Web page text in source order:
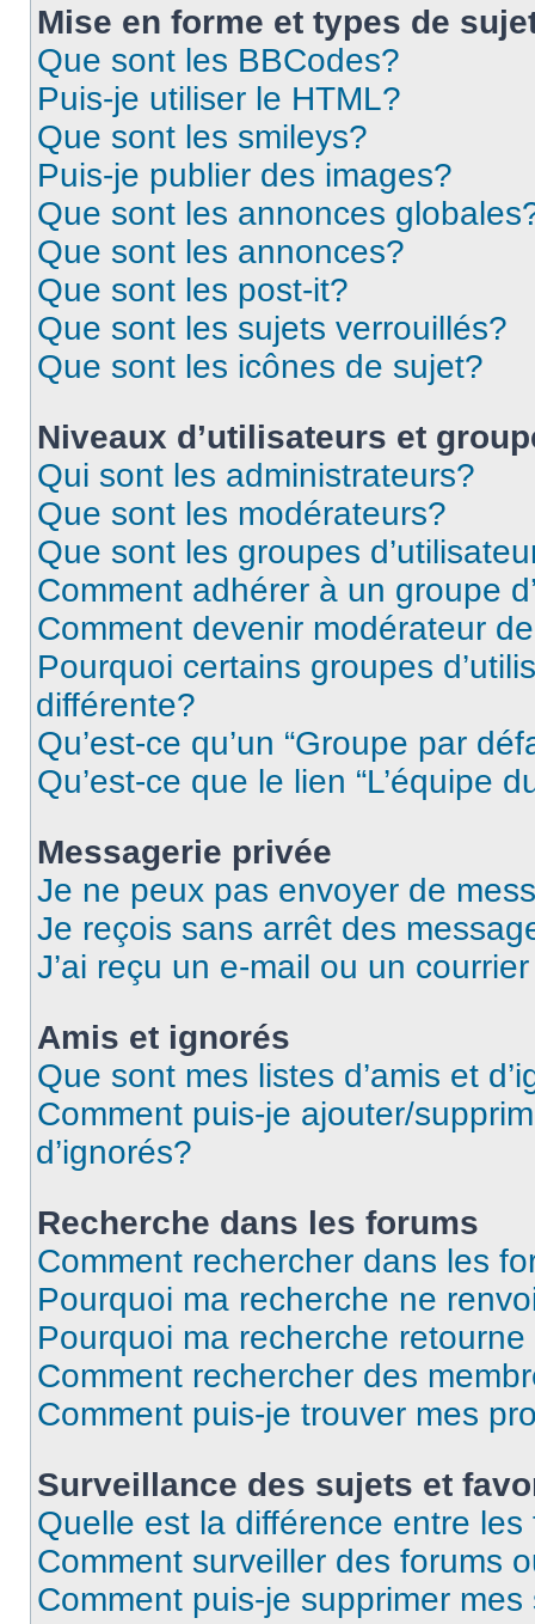
Mise en forme et types de
Que sont les BBCodes?
Puis-je utiliser le HTML?
Que sont les smileys?
Puis-je publier des images?
Que sont les annonces
Que sont les annonces?
Que sont les post-it?
Que sont les sujets verrouillés?
Que sont les icônes de sujet?
Niveaux d’utilisateurs et
Qui sont les administrateurs?
Que sont les modérateurs?
Que sont les groupes
Comment adhérer à un groupe
Comment devenir modérateur
Pourquoi certains groupes
différente?
Qu’est-ce qu’un “Groupe par
Qu’est-ce que le lien “L’équipe
Messagerie privée
Je ne peux pas envoyer de
Je reçois sans arrêt des
J’ai reçu un e-mail ou un
Amis et ignorés
Que sont mes listes d’amis et
Comment puis-je ajouter/
d’ignorés?
Recherche dans les forums
Comment rechercher dans les
Pourquoi ma recherche ne
Pourquoi ma recherche
Comment rechercher des
Comment puis-je trouver mes
Surveillance des sujets et
Quelle est la différence entre
Comment surveiller des forums
Comment puis-je supprimer